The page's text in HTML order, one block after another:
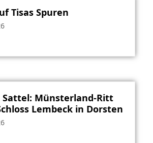
Tisas Spuren
Sattel: Münsterland-Ritt
Lembeck in Dorsten